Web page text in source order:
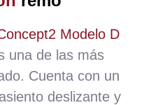
Modelo D
una de las más
Cuenta con un
deslizante y